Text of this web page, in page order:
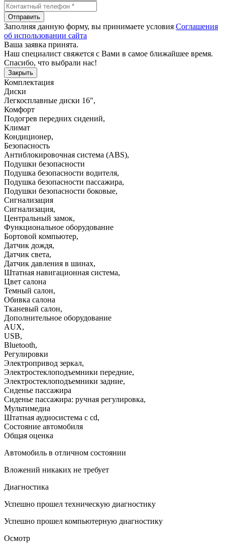
Отправить
Заполняя данную форму, вы принимаете условия Соглашения
об использовании сайта
Ваша заявка принята.
Наш специалист свяжется с Вами в самое ближайшее время.
Спасибо, что выбрали нас!
Закрыть
Комплектация
Диски
Легкосплавные диски 16",
Комфорт
Подогрев передних сидений,
Климат
Кондиционер,
Безопасность
Антиблокировочная система (ABS),
Подушки безопасности
Подушка безопасности водителя,
Подушка безопасности пассажира,
Подушки безопасности боковые,
Сигнализация
Сигнализация,
Центральный замок,
Функциональное оборудование
Бортовой компьютер,
Датчик дождя,
Датчик света,
Датчик давления в шинах,
Штатная навигационная система,
Цвет салона
Темный салон,
Обивка салона
Тканевый салон,
Дополнительное оборудование
AUX,
USB,
Bluetooth,
Регулировки
Электропривод зеркал,
Электростеклоподъемники передние,
Электростеклоподъемники задние,
Сиденье пассажира
Сиденье пассажира: ручная регулировка,
Мультимедиа
Штатная аудиосистема с cd,
Состояние автомобиля
Общая оценка
Автомобиль в отличном состоянии
Вложений никаких не требует
Диагностика
Успешно прошел техническую диагностику
Успешно прошел компьютерную диагностику
Осмотр